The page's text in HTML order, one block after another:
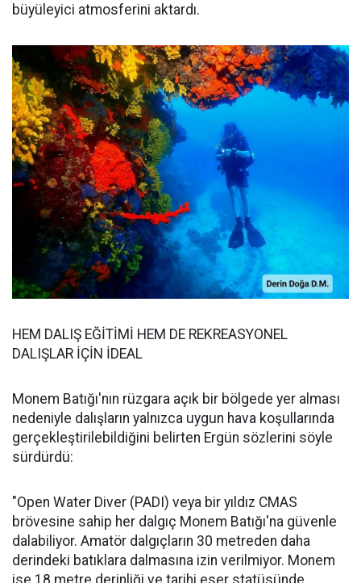
büyüleyici atmosferini aktardı.
HEM DALIŞ EĞİTİMİ HEM DE REKREASYONEL
DALIŞLAR İÇİN İDEAL
Monem Batığı'nın rüzgara açık bir bölgede yer alması
nedeniyle dalışların yalnızca uygun hava koşullarında
gerçekleştirilebildiğini belirten Ergün sözlerini söyle
sürdürdü:
"Open Water Diver (PADI) veya bir yıldız CMAS
brövesine sahip her dalgıç Monem Batığı'na güvenle
dalabiliyor. Amatör dalgıçların 30 metreden daha
derindeki batıklara dalmasına izin verilmiyor. Monem
ise 18 metre derinliği ve tarihi eser statüsünde